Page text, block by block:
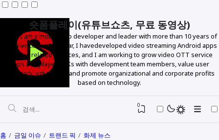
숏폼플레이(유튜브쇼츠, 무료 동영상)
Hello! I am a mobile app developer and leader with more than 10 years of
experience. In particular, I havedeveloped video streaming Android apps
and live related services, and I am working to grow video OTT service
apps and player SDKs with development team members, value user
feedback, value data, and promote organizational and corporate profits
based on technology.
0
홈 금일 이슈 트랜드 픽 화제 뉴스